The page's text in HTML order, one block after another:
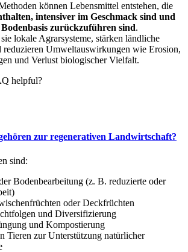
können Lebensmittel entstehen, die
intensiver im Geschmack sind und
zurückzuführen sind.
lokale Agrarsysteme, stärken ländliche
reduzieren Umweltauswirkungen wie Erosion,
und Verlust biologischer Vielfalt.
helpful?
zur regenerativen Landwirtschaft?
sind:
Bodenbearbeitung (z. B. reduzierte oder
oder Deckfrüchten
und Diversifizierung
und Kompostierung
Tieren zur Unterstützung natürlicher